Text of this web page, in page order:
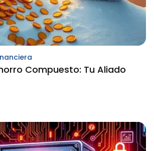
Compuesto: Tu Aliado